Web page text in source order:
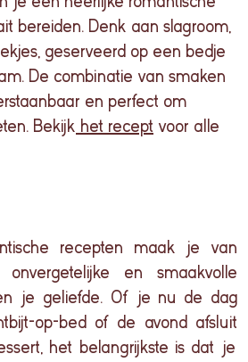
bereiden. Denk aan slagroom,
geserveerd op een bedje
De combinatie van smaken
en perfect om
. Bekijk het recept voor alle
recepten maak je van
onvergetelijke en
smaakvolle
je geliefde. Of je nu de dag
-op-bed of de avond afsluit
, het belangrijkste is dat je